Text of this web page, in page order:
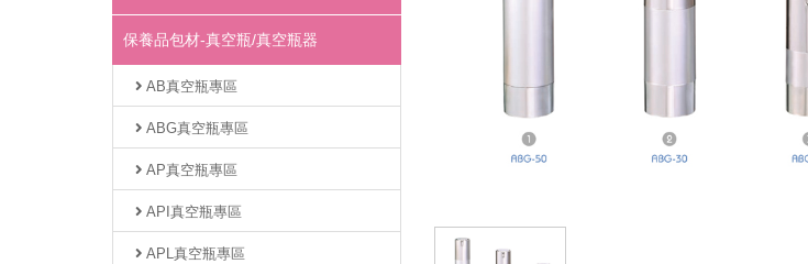
保養品包材-真空瓶/真空瓶器
AB真空瓶專區
ABG真空瓶專區
AP真空瓶專區
API真空瓶專區
APL真空瓶專區